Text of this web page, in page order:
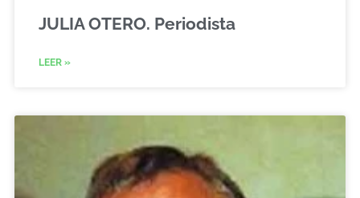
JULIA OTERO. Periodista
LEER »